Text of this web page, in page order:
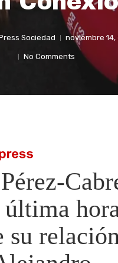
Sociedad noviembre 14,
No Comments